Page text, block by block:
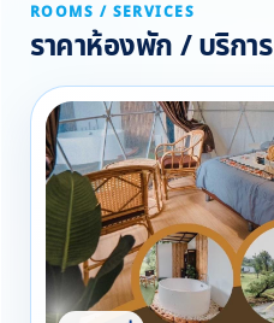
ROOMS / SERVICES
ราคาห้องพัก / บริการ